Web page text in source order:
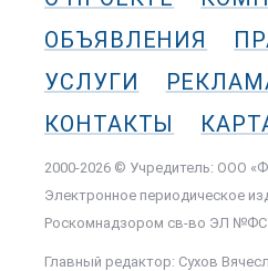
ОБЪЯВЛЕНИЯ
УСЛУГИ
КОНТАКТЫ
2000-2026 © Учредитель: ООО
Электронное периодическое
Роскомнадзором cв-во ЭЛ
Главный редактор: Сухов